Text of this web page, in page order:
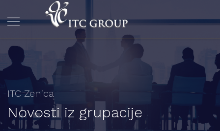
ITC Zenica
Novosti iz grupacije